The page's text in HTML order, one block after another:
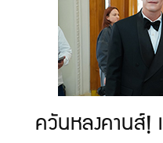
ควันหลงคานส์!